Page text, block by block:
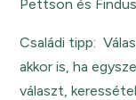
Pettson és
Családi tipp:
akkor is, ha
választ,